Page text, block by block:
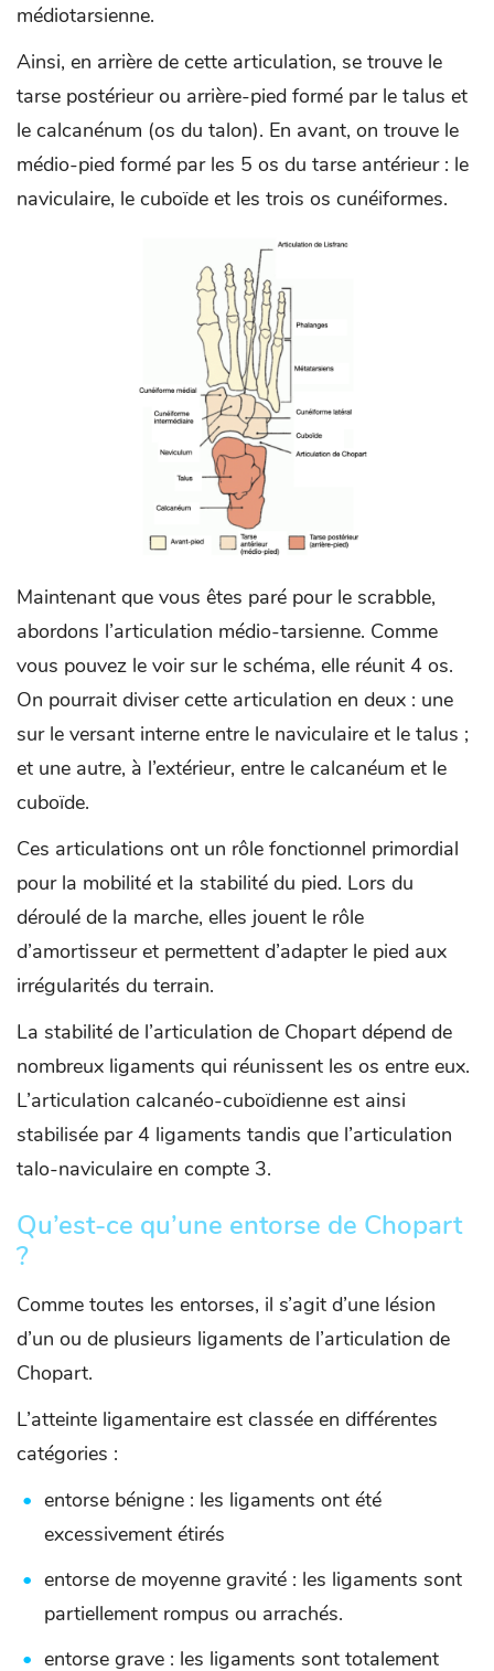
médiotarsienne.
Ainsi, en arrière de cette articulation, se trouve le
tarse postérieur ou arrière-pied formé par le talus et
le calcanénum (os du talon). En avant, on trouve le
médio-pied formé par les 5 os du tarse antérieur : le
naviculaire, le cuboïde et les trois os cunéiformes.
Maintenant que vous êtes paré pour le scrabble,
abordons l’articulation médio-tarsienne. Comme
vous pouvez le voir sur le schéma, elle réunit 4 os.
On pourrait diviser cette articulation en deux : une
sur le versant interne entre le naviculaire et le talus ;
et une autre, à l’extérieur, entre le calcanéum et le
cuboïde.
Ces articulations ont un rôle fonctionnel primordial
pour la mobilité et la stabilité du pied. Lors du
déroulé de la marche, elles jouent le rôle
d’amortisseur et permettent d’adapter le pied aux
irrégularités du terrain.
La stabilité de l’articulation de Chopart dépend de
nombreux ligaments qui réunissent les os entre eux.
L’articulation calcanéo-cuboïdienne est ainsi
stabilisée par 4 ligaments tandis que l’articulation
talo-naviculaire en compte 3.
Qu’est-ce qu’une entorse de Chopart
?
Comme toutes les entorses, il s’agit d’une lésion
d’un ou de plusieurs ligaments de l’articulation de
Chopart.
L’atteinte ligamentaire est classée en différentes
catégories :
entorse bénigne : les ligaments ont été
excessivement étirés
entorse de moyenne gravité : les ligaments sont
partiellement rompus ou arrachés.
entorse grave : les ligaments sont totalement